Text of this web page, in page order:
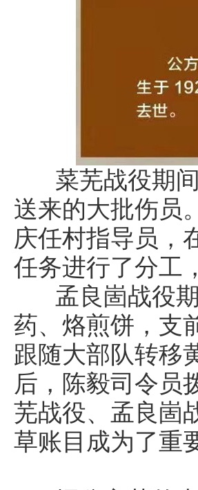
菜芜战役期间
送来的大批伤员
庆任村指导员，
任务进行了分工
孟良崮战役期
药、烙煎饼，支
跟随大部队转移
后，陈毅司令员
芜战役、孟良崮
草账目成为了重